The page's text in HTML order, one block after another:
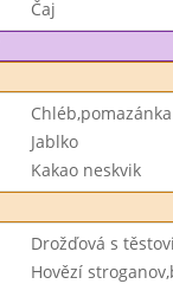
Čaj
Jablko
Kakao neskvik
Drožďová s
Hovězí